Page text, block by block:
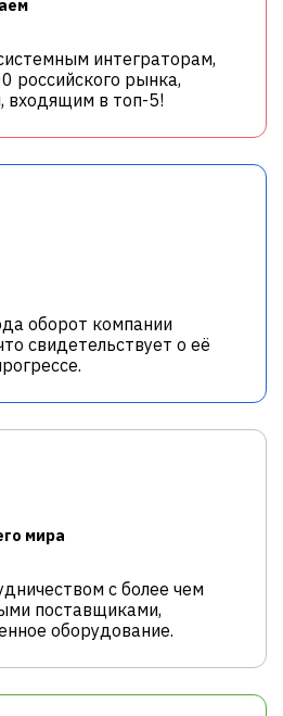
интеграторам,
российского рынка,
входящим в топ-5!
оборот компании
свидетельствует о её
мира
с более чем
поставщиками,
оборудование.